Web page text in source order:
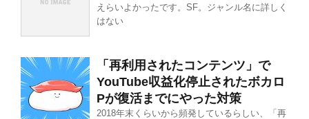
えらいよかったです。SF。ジャンル名に詳しく
はない
「再利用されたコンテンツ」で
YouTube収益化停止されたボカロ
Pが復活までにやった対策
2018年末くらいから頻発しているらしい、「再